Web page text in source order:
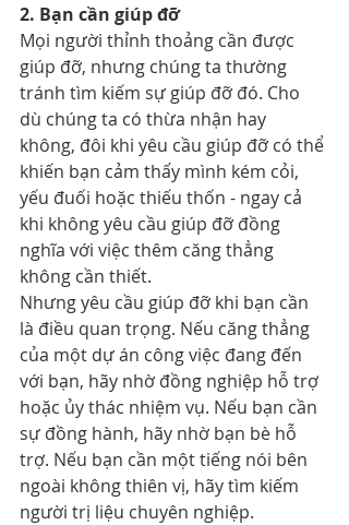
2. Bạn cần giúp đỡ
Mọi người thỉnh thoảng cần được
giúp đỡ, nhưng chúng ta thường
tránh tìm kiếm sự giúp đỡ đó. Cho
dù chúng ta có thừa nhận hay
không, đôi khi yêu cầu giúp đỡ có thể
khiến bạn cảm thấy mình kém cỏi,
yếu đuối hoặc thiếu thốn - ngay cả
khi không yêu cầu giúp đỡ đồng
nghĩa với việc thêm căng thẳng
không cần thiết.
Nhưng yêu cầu giúp đỡ khi bạn cần
là điều quan trọng. Nếu căng thẳng
của một dự án công việc đang đến
với bạn, hãy nhờ đồng nghiệp hỗ trợ
hoặc ủy thác nhiệm vụ. Nếu bạn cần
sự đồng hành, hãy nhờ bạn bè hỗ
trợ. Nếu bạn cần một tiếng nói bên
ngoài không thiên vị, hãy tìm kiếm
người trị liệu chuyên nghiệp.